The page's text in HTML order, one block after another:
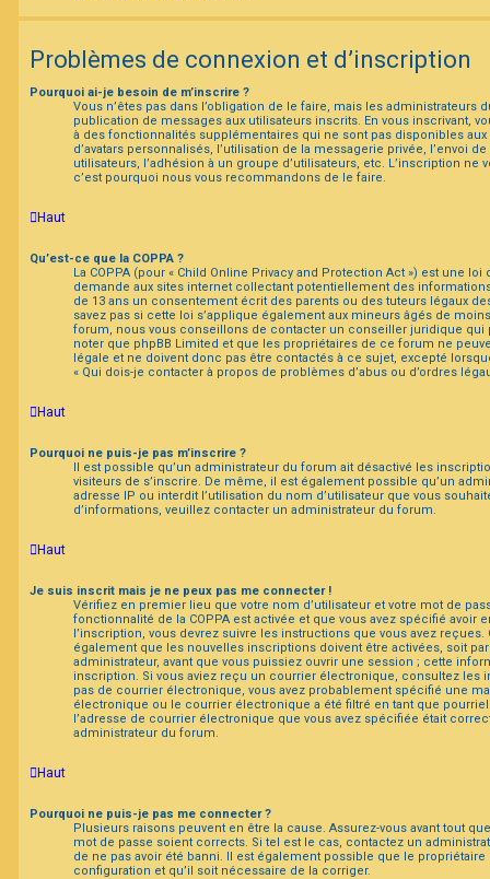
Problèmes de connexion et d’inscription
Pourquoi ai-je besoin de m’inscrire ?
Vous n’êtes pas dans l’obligation de le faire, mais les administrateurs
publication de messages aux utilisateurs inscrits. En vous inscrivant,
à des fonctionnalités supplémentaires qui ne sont pas disponibles aux
d’avatars personnalisés, l’utilisation de la messagerie privée, l’envoi
utilisateurs, l’adhésion à un groupe d’utilisateurs, etc. L’inscription ne
c’est pourquoi nous vous recommandons de le faire.
Haut
Qu’est-ce que la COPPA ?
La COPPA (pour « Child Online Privacy and Protection Act ») est une loi
demande aux sites internet collectant potentiellement des
de 13 ans un consentement écrit des parents ou des tuteurs légaux
savez pas si cette loi s’applique également aux mineurs âgés de
forum, nous vous conseillons de contacter un conseiller juridique qui
noter que phpBB Limited et que les propriétaires de ce forum ne
légale et ne doivent donc pas être contactés à ce sujet, excepté
« Qui dois-je contacter à propos de problèmes d’abus ou d’ordres
Haut
Pourquoi ne puis-je pas m’inscrire ?
Il est possible qu’un administrateur du forum ait désactivé les
visiteurs de s’inscrire. De même, il est également possible qu’un
adresse IP ou interdit l’utilisation du nom d’utilisateur que vous
d’informations, veuillez contacter un administrateur du forum.
Haut
Je suis inscrit mais je ne peux pas me connecter !
Vérifiez en premier lieu que votre nom d’utilisateur et votre mot de
fonctionnalité de la COPPA est activée et que vous avez spécifié avoir
l’inscription, vous devrez suivre les instructions que vous avez
également que les nouvelles inscriptions doivent être activées, soit
administrateur, avant que vous puissiez ouvrir une session ; cette
inscription. Si vous aviez reçu un courrier électronique, consultez les
pas de courrier électronique, vous avez probablement spécifié une
électronique ou le courrier électronique a été filtré en tant que
l’adresse de courrier électronique que vous avez spécifiée était
administrateur du forum.
Haut
Pourquoi ne puis-je pas me connecter ?
Plusieurs raisons peuvent en être la cause. Assurez-vous avant tout
mot de passe soient corrects. Si tel est le cas, contactez un
de ne pas avoir été banni. Il est également possible que le
configuration et qu’il soit nécessaire de la corriger.